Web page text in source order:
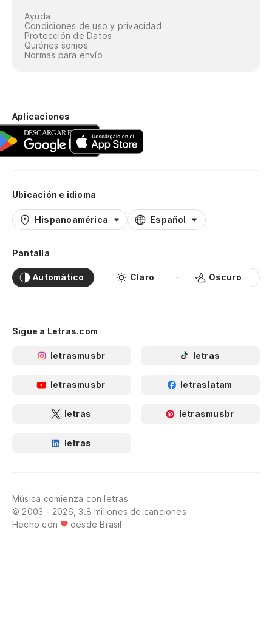
Ayuda
Condiciones de uso y privacidad
Protección de Datos
Quiénes somos
Normas para envío
Aplicaciones
Ubicación e idioma
Hispanoamérica Español
Pantalla
Automático Claro Oscuro
Sigue a Letras.com
letrasmusbr letras
letrasmusbr letraslatam
letras letrasmusbr
letras
Música comienza con letras
© 2003 - 2026, 3.8 millones de canciones
Hecho con
desde Brasil